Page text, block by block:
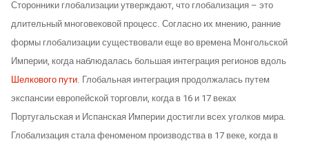
Сторонники глобализации утверждают, что глобализация – это
длительный многовековой процесс. Согласно их мнению, ранние
формы глобализации существовали еще во времена Монгольской
Империи, когда наблюдалась большая интеграция регионов вдоль
Шелкового пути. Глобальная интеграция продолжалась путем
экспансии европейской торговли, когда в 16 и 17 веках
Португальская и Испанская Империи достигли всех уголков мира.
Глобализация стала феноменом производства в 17 веке, когда в